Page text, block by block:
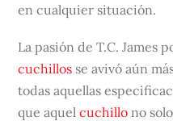
en cualquier situación.
La pasión de T.C. James
cuchillos se avivó aún
todas aquellas
que aquelcuchillo no